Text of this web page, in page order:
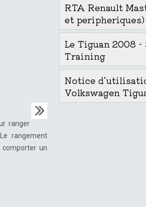
ranger
rangement
un
RTA Renault
et peripheriques)
Le Tiguan 2008 -
Training
Notice
Volkswagen